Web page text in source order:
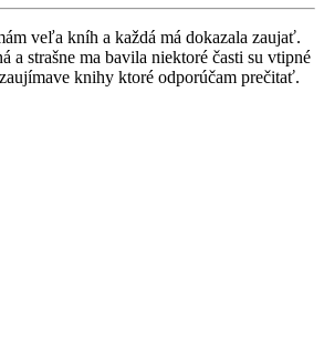
veľa kníh a každá má dokazala zaujať.
a strašne ma bavila niektoré časti su vtipné
knihy ktoré odporúčam prečitať.